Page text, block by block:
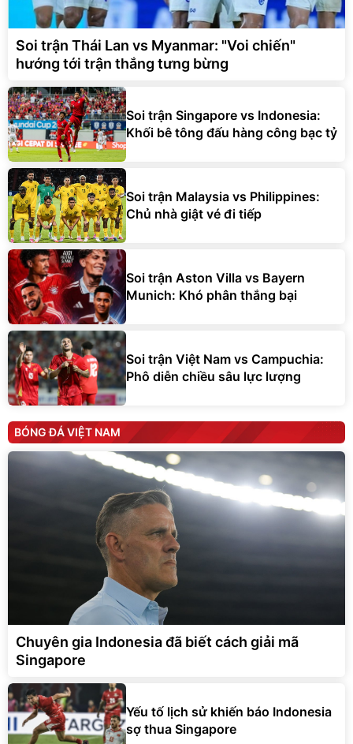
Soi trận Thái Lan vs Myanmar: "Voi chiến"
hướng tới trận thắng tưng bừng
Soi trận Singapore vs Indonesia:
Khối bê tông đấu hàng công bạc tỷ
Soi trận Malaysia vs Philippines:
Chủ nhà giật vé đi tiếp
Soi trận Aston Villa vs Bayern
Munich: Khó phân thắng bại
Soi trận Việt Nam vs Campuchia:
Phô diễn chiều sâu lực lượng
BÓNG ĐÁ VIỆT NAM
Chuyên gia Indonesia đã biết cách giải mã
Singapore
Yếu tố lịch sử khiến báo Indonesia
sợ thua Singapore